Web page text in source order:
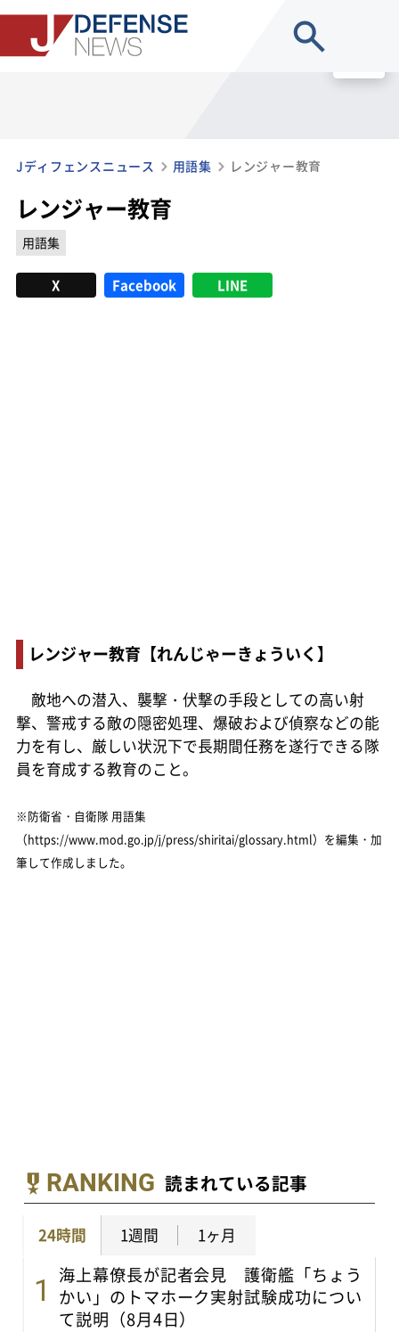
Jディフェンスニュース 用語集 レンジャー教育
レンジャー教育
用語集
X Facebook LINE
レンジャー教育【れんじゃーきょういく】
敵地への潜入、襲撃・伏撃の手段としての高い射
撃、警戒する敵の隠密処理、爆破および偵察などの能
力を有し、厳しい状況下で長期間任務を遂行できる隊
員を育成する教育のこと。
※防衛省・自衛隊 用語集
（https://www.mod.go.jp/j/press/shiritai/glossary.html）を編集・加
筆して作成しました。
RANKING 読まれている記事
24時間 1週間 1ヶ月
海上幕僚長が記者会見 護衛艦「ちょう
かい」のトマホーク実射試験成功につい
て説明（8月4日）